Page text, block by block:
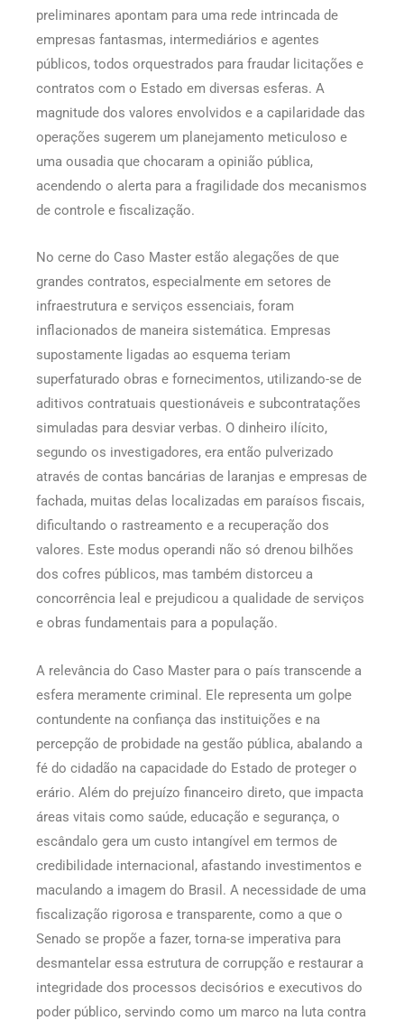
preliminares apontam para uma rede intrincada de
empresas fantasmas, intermediários e agentes
públicos, todos orquestrados para fraudar licitações e
contratos com o Estado em diversas esferas. A
magnitude dos valores envolvidos e a capilaridade das
operações sugerem um planejamento meticuloso e
uma ousadia que chocaram a opinião pública,
acendendo o alerta para a fragilidade dos mecanismos
de controle e fiscalização.
No cerne do Caso Master estão alegações de que
grandes contratos, especialmente em setores de
infraestrutura e serviços essenciais, foram
inflacionados de maneira sistemática. Empresas
supostamente ligadas ao esquema teriam
superfaturado obras e fornecimentos, utilizando-se de
aditivos contratuais questionáveis e subcontratações
simuladas para desviar verbas. O dinheiro ilícito,
segundo os investigadores, era então pulverizado
através de contas bancárias de laranjas e empresas de
fachada, muitas delas localizadas em paraísos fiscais,
dificultando o rastreamento e a recuperação dos
valores. Este modus operandi não só drenou bilhões
dos cofres públicos, mas também distorceu a
concorrência leal e prejudicou a qualidade de serviços
e obras fundamentais para a população.
A relevância do Caso Master para o país transcende a
esfera meramente criminal. Ele representa um golpe
contundente na confiança das instituições e na
percepção de probidade na gestão pública, abalando a
fé do cidadão na capacidade do Estado de proteger o
erário. Além do prejuízo financeiro direto, que impacta
áreas vitais como saúde, educação e segurança, o
escândalo gera um custo intangível em termos de
credibilidade internacional, afastando investimentos e
maculando a imagem do Brasil. A necessidade de uma
fiscalização rigorosa e transparente, como a que o
Senado se propõe a fazer, torna-se imperativa para
desmantelar essa estrutura de corrupção e restaurar a
integridade dos processos decisórios e executivos do
poder público, servindo como um marco na luta contra